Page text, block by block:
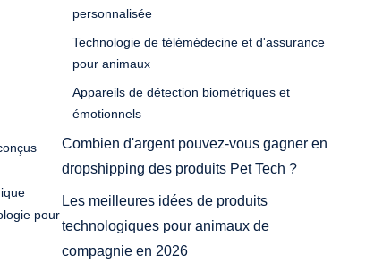
pour
personnalisée
Technologie de télémédecine et d'assurance
pour animaux
Appareils de détection biométriques et
émotionnels
Combien d'argent pouvez-vous gagner en
dropshipping des produits Pet Tech ?
Les meilleures idées de produits
technologiques pour animaux de
compagnie en 2026